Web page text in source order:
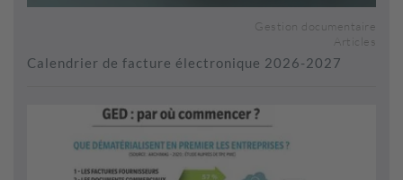
Gestion documentaire
Articles
Calendrier de facture électronique 2026-2027